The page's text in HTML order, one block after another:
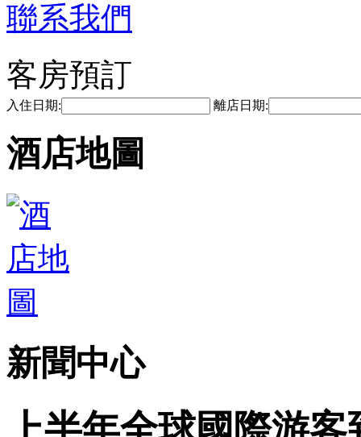
聯系我們
客房預訂
入住日期: 離店日期:
酒店地圖
新聞中心